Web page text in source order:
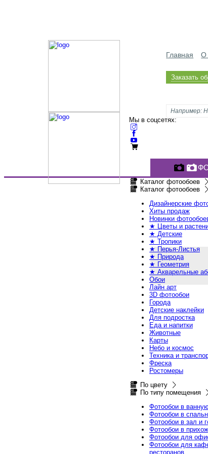
Главная О
Заказать
Мы в соцсетях:
Каталог фотообоев
Каталог фотообоев
Дизайнерские
Хиты продаж
Новинки
★ Цветы и
★ Детские
★ Тропики
★ Перья-Листья
★ Природа
★ Геометрия
★ Акварельные
Обои
Лайн арт
3D фотообои
Города
Детские наклейки
Для подростка
Еда и напитки
Животные
Карты
Небо и космос
Техника и
Фреска
Ростомеры
По цвету
По типу помещения
Фотообои в
Фотообои в
Фотообои в зал и
Фотообои в
Фотообои для
Фотообои для
ресторанов